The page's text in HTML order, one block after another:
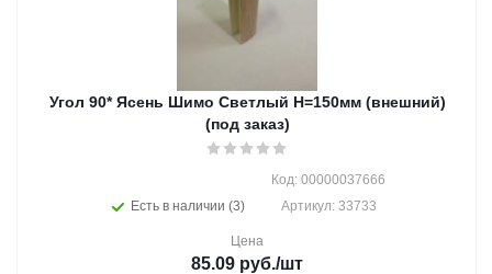
Угол 90* Ясень Шимо Светлый Н=150мм (внешний)
(под заказ)
Есть в наличии (3)
Код: 00000037666
Артикул: 33733
Цена
85.09 руб./шт